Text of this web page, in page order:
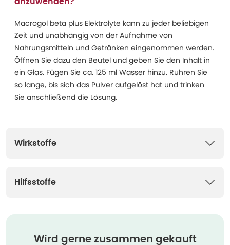
Macrogol beta plus Elektrolyte kann zu jeder beliebigen
Zeit und unabhängig von der Aufnahme von
Nahrungsmitteln und Getränken eingenommen werden.
Öffnen Sie dazu den Beutel und geben Sie den Inhalt in
ein Glas. Fügen Sie ca. 125 ml Wasser hinzu. Rühren Sie
so lange, bis sich das Pulver aufgelöst hat und trinken
Sie anschließend die Lösung.
Wirkstoffe
Hilfsstoffe
Wird gerne zusammen gekauft